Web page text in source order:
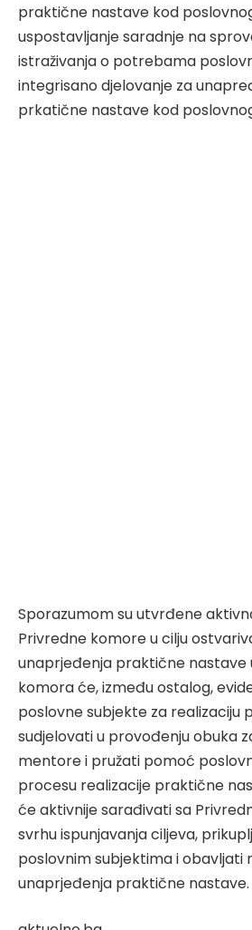
praktične nastave kod
uspostavljanje saradnje na
istraživanja o potrebama
integrisano djelovanje za
prkatične nastave kod
Sporazumom su utvrđene
Privredne komore u cilju
unaprjeđenja praktične nastave
komora će, između ostalog,
poslovne subjekte za realizaciju
sudjelovati u provođenju obuka
mentore i pružati pomoć
procesu realizacije praktične
će aktivnije sarađivati sa
svrhu ispunjavanja ciljeva,
poslovnim subjektima i obavljati
unaprjeđenja praktične nastave.